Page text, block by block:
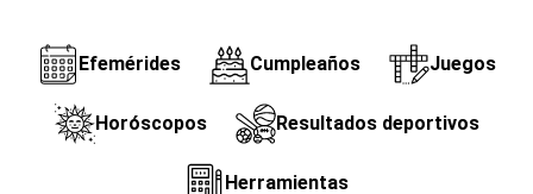
Efemérides Cumpleaños Juegos
Horóscopos Resultados deportivos
Herramientas